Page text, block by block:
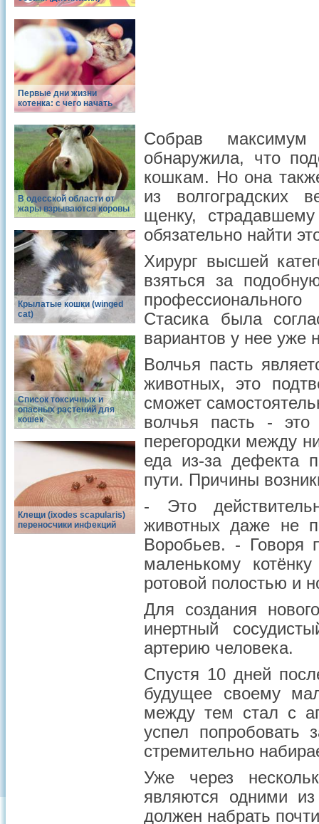
Первые дни жизни
котенка: с чего начать
В одесской области от
жары взрываются коровы
Крылатые кошки (winged
cat)
Список токсичных и
опасных растений для
кошек
Клещи (ixodes scapularis)
переносчики инфекций
Собрав
обнаружила, что
кошкам. Но она
из волгоградских
щенку,
обязательно найти
Хирург высшей
взяться за
Стасика была
вариантов у нее уже
Волчья пасть
животных, это
сможет
волчья пасть - это
перегородки между
еда из-за дефекта
пути. Причины
- Это
животных даже не
Воробьев. - Говоря
маленькому
ротовой полостью и
Для создания
инертный
артерию человека.
Спустя 10 дней
будущее своему
между тем стал с
успел
стремительно
Уже через
являются одними
должен набрать